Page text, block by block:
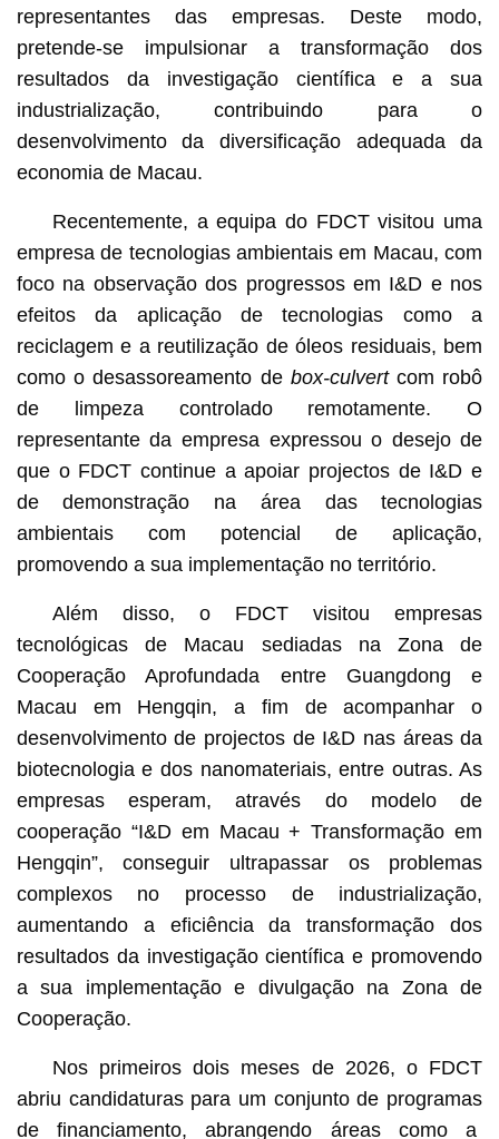
representantes das empresas. Deste modo,
pretende-se impulsionar a transformação dos
resultados da investigação científica e a sua
industrialização, contribuindo para o
desenvolvimento da diversificação adequada da
economia de Macau.
Recentemente, a equipa do FDCT visitou uma
empresa de tecnologias ambientais em Macau, com
foco na observação dos progressos em I&D e nos
efeitos da aplicação de tecnologias como a
reciclagem e a reutilização de óleos residuais, bem
como o desassoreamento de box-culvert com robô
de limpeza controlado remotamente. O
representante da empresa expressou o desejo de
que o FDCT continue a apoiar projectos de I&D e
de demonstração na área das tecnologias
ambientais com potencial de aplicação,
promovendo a sua implementação no território.
Além disso, o FDCT visitou empresas
tecnológicas de Macau sediadas na Zona de
Cooperação Aprofundada entre Guangdong e
Macau em Hengqin, a fim de acompanhar o
desenvolvimento de projectos de I&D nas áreas da
biotecnologia e dos nanomateriais, entre outras. As
empresas esperam, através do modelo de
cooperação “I&D em Macau + Transformação em
Hengqin”, conseguir ultrapassar os problemas
complexos no processo de industrialização,
aumentando a eficiência da transformação dos
resultados da investigação científica e promovendo
a sua implementação e divulgação na Zona de
Cooperação.
Nos primeiros dois meses de 2026, o FDCT
abriu candidaturas para um conjunto de programas
de financiamento, abrangendo áreas como a